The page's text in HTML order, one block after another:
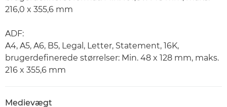
216,0 x 355,6 mm
ADF:
A4, A5, A6, B5, Legal, Letter, Statement, 16K,
brugerdefinerede størrelser: Min. 48 x 128 mm, maks.
216 x 355,6 mm
Medievægt